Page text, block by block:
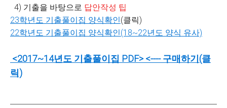
4) 기출을 바탕으로 답안작성 팁
23학년도 기출풀이집 양식확인(클릭)
22학년도 기출풀이집 양식확인(18~22년도 양식 유사)
<2017~14년도 기출풀이집 PDF> <---- 구매하기(클
릭)